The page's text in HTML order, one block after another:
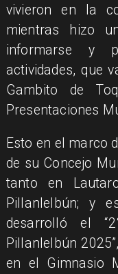
vivieron en la
mientras hizo
informarse y
actividades, que
Gambito de
Presentaciones
Esto en el marco
de su Concejo
tanto en
Pillanlelbún; y
desarrolló el
Pillanlelbún
en el Gimnasio